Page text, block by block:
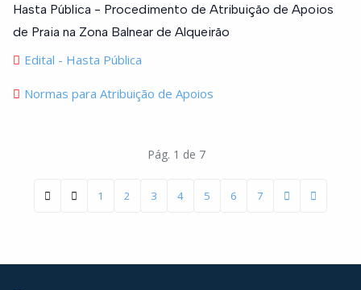
Hasta Pública - Procedimento de Atribuição de Apoios
de Praia na Zona Balnear de Alqueirão
Edital - Hasta Pública
Normas para Atribuição de Apoios
Pág. 1 de 7
1 2 3 4 5 6 7